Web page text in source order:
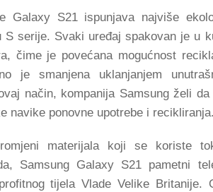
Galaxy S21 ispunjava najviše
serije. Svaki uređaj spakovan je u
čime je povećana mogućnost
je smanjena uklanjanjem
način, kompanija Samsung želi da
navike ponovne upotrebe i recikliranja.
materijala koji se koriste
Samsung Galaxy S21 pametni
tijela Vlade Velike Britanije.